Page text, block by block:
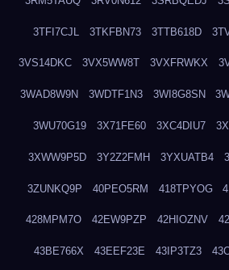
3TFI7CJL 3TKFBN73 3TTB618D
3VS14DKC 3VX5WW8T 3VXFRWKX
3WAD8W9N 3WDTF1N3 3WI8G8SN
3WU70G19 3X71FE60 3XC4DIU7
3XWW9P5D 3Y2Z2FMH 3YXUATB4
3ZUNKQ9P 40PEO5RM 418TPYOG
428MPM7O 42EW9PZP 42HIOZNV
43BE766X 43EEF23E 43IP3TZ3